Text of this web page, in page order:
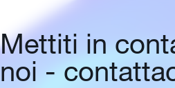
Mettiti in
noi -